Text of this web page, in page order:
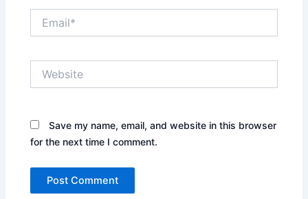
Save my name, email, and website in this browser
for the next time I comment.